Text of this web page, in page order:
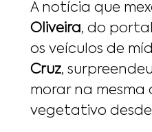
A notícia que
Oliveira, do portal
os veículos de
Cruz,
morar na mesma
vegetativo desde